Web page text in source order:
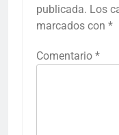
publicada. Los
marcados con *
Comentario *